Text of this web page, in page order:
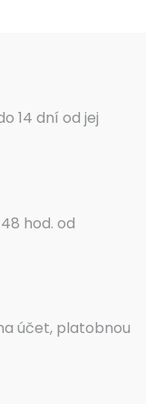
14 dní od jej
hod. od
účet, platobnou